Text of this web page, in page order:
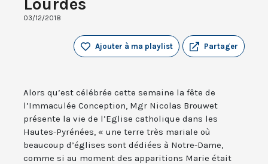
03/12/2018
Partager
Ajouter à ma playlist
Alors qu’est célébrée cette semaine la fête de
l’Immaculée Conception, Mgr Nicolas Brouwet
présente la vie de l’Eglise catholique dans les
Hautes-Pyrénées, « une terre très mariale où
beaucoup d’églises sont dédiées à Notre-Dame,
comme si au moment des apparitions Marie était